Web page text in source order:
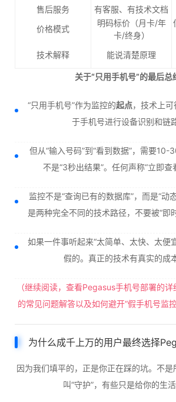
售后服务
有客服、有技术文档
价格模式
明码标价（月卡/年
卡/终身）
技术解释
能说清楚原理
关于“只用手机号”的最后总
“只用手机号”作为监控的起点，技术上
于手机号进行设备识别和链
但从“输入号码”到“看到数据”，需要10-
不是“3秒出结果”。任何声称“立即查
监控不是“查询已有的数据库”，而是“动
是两种完全不同的技术路径，不要被“即
如果一件事听起来“太简单、太快、太便
假的。真正的技术有真实的成
（继续阅读，查看Pegasus手机号部署的
的常见问题解答以及如何避开“假手机号监
为什么成千上万的用户最终选择
因为我们填平的，正是你正在踩的坑。不
叫“守护”，有些只是给你的生活